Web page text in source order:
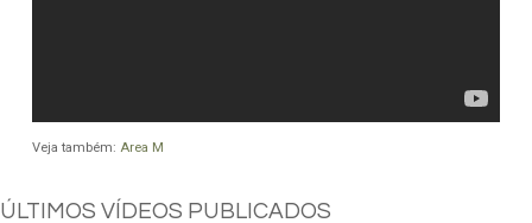
Veja também: Area M
ÚLTIMOS VÍDEOS PUBLICADOS